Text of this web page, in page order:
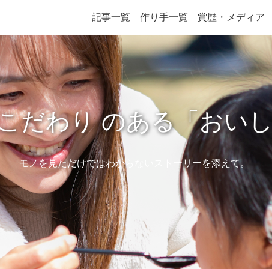
記事一覧 作り手一覧 賞歴・メディア
だわり のある 「おい
モノを見ただけではわからないストーリーを添えて。